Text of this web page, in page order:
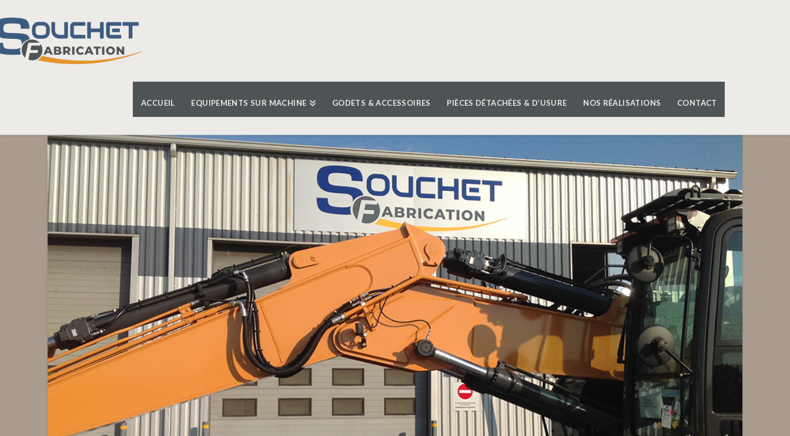
ACCUEIL EQUIPEMENTS SUR MACHINE GODETS & ACCESSOIRES PIÈCES DÉTACHÉES & D’USURE NOS RÉALISATIONS CONTACT